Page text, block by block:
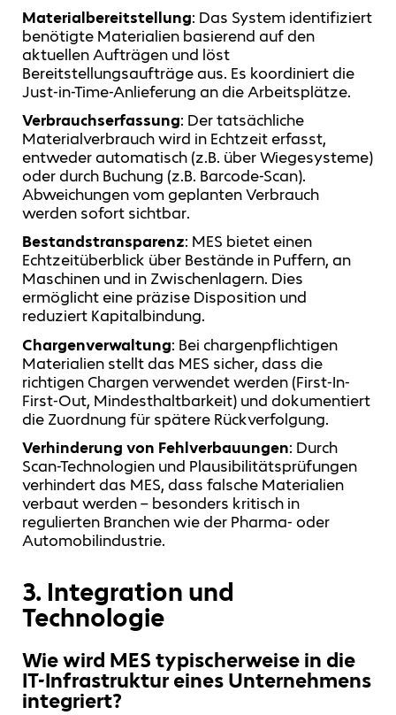
Materialbereitstellung: Das System identifiziert
benötigte Materialien basierend auf den
aktuellen Aufträgen und löst
Bereitstellungsaufträge aus. Es koordiniert die
Just-in-Time-Anlieferung an die Arbeitsplätze.
Verbrauchserfassung: Der tatsächliche
Materialverbrauch wird in Echtzeit erfasst,
entweder automatisch (z.B. über Wiegesysteme)
oder durch Buchung (z.B. Barcode-Scan).
Abweichungen vom geplanten Verbrauch
werden sofort sichtbar.
Bestandstransparenz: MES bietet einen
Echtzeitüberblick über Bestände in Puffern, an
Maschinen und in Zwischenlagern. Dies
ermöglicht eine präzise Disposition und
reduziert Kapitalbindung.
Chargenverwaltung: Bei chargenpflichtigen
Materialien stellt das MES sicher, dass die
richtigen Chargen verwendet werden (First-In-
First-Out, Mindesthaltbarkeit) und dokumentiert
die Zuordnung für spätere Rückverfolgung.
Verhinderung von Fehlverbauungen: Durch
Scan-Technologien und Plausibilitätsprüfungen
verhindert das MES, dass falsche Materialien
verbaut werden – besonders kritisch in
regulierten Branchen wie der Pharma- oder
Automobilindustrie.
3. Integration und
Technologie
Wie wird MES typischerweise in die
IT-Infrastruktur eines Unternehmens
integriert?